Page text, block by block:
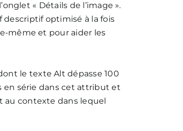
« Détails de l’image ».
descriptif optimisé à la fois
même et pour aider les
le texte Alt dépasse 100
en série dans cet attribut et
contexte dans lequel